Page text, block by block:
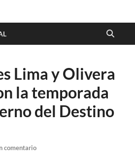
Lima y Olivera
la temporada
del Destino
comentario